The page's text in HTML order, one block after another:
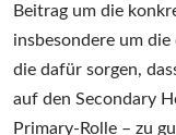
Pi-
Hole
mit
Beitrag um die
insbesondere um
die dafür sorgen,
auf den Secondary
Primary-Rolle – zu